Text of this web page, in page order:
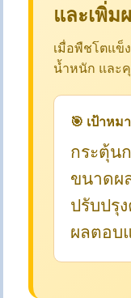
และเพิ่ม
เมื่อพืชโตแข็
น้ำหนัก และ
🎯 เป้าห
กระตุ้น
ขนาดผ
ปรับปรุ
ผลตอบ